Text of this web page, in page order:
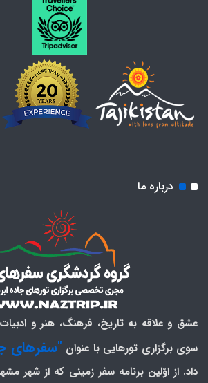
درباره ما
عشق و علاقه به تاریخ، فرهنگ، هنر و ادبیات
سوی برگزاری تورهایی با عنوان "سفرهای
داد. از اوّلین برنامه سفر زمینی که از شهر